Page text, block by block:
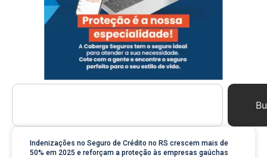
Indenizações no Seguro de Crédito no RS crescem mais de
50% em 2025 e reforçam a proteção às empresas gaúchas